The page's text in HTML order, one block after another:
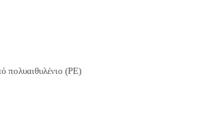
πολυαιθυλένιο (PE)